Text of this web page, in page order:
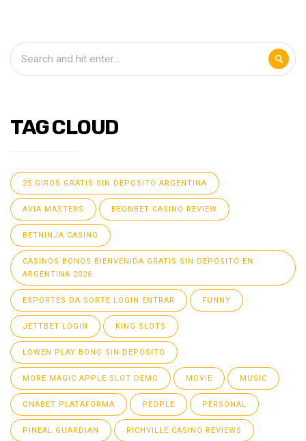
TAG CLOUD
25 GIROS GRATIS SIN DEPOSITO ARGENTINA
AVIA MASTERS BEONBET CASINO REVIEW
BETNINJA CASINO
CASINOS BONOS BIENVENIDA GRATIS SIN DEPÓSITO EN
ARGENTINA 2026
ESPORTES DA SORTE LOGIN ENTRAR FUNNY
JETTBET LOGIN KING SLOTS
LOWEN PLAY BONO SIN DEPÓSITO
MORE MAGIC APPLE SLOT DEMO MOVIE MUSIC
ONABET PLATAFORMA PEOPLE PERSONAL
PINEAL GUARDIAN RICHVILLE CASINO REVIEWS